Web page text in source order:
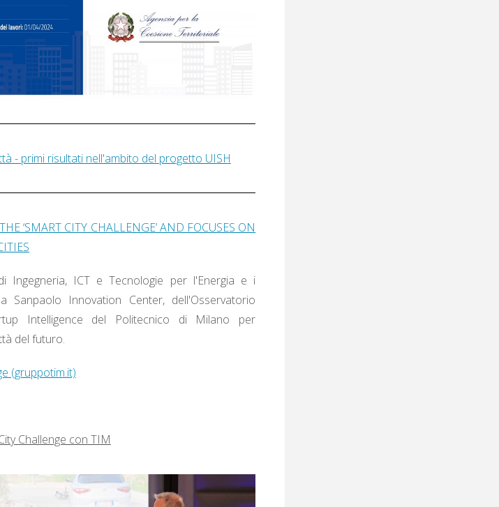
- primi risultati nell'ambito del progetto UISH
‘SMART CITY CHALLENGE’ AND FOCUSES ON
Ingegneria, ICT e Tecnologie per l'Energia e i
Sanpaolo Innovation Center, dell'Osservatorio
Intelligence del Politecnico di Milano per
del futuro.
(gruppotim.it)
Challenge con TIM